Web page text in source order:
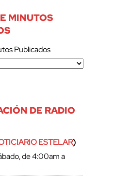
MINUTOS
Publicados
DE RADIO
ESTELAR)
de 4:00am a